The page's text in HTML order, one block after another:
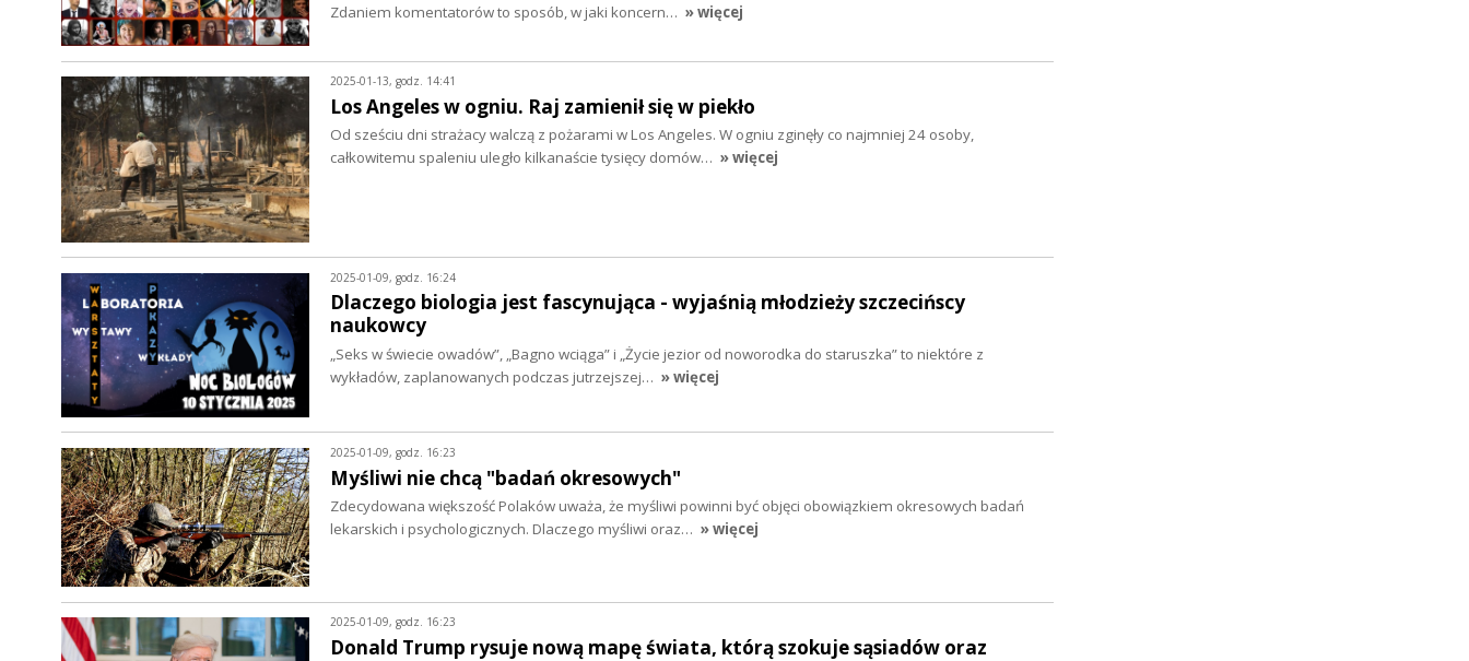
Zdaniem komentatorów to sposób, w jaki koncern… » więcej
2025-01-13, godz. 14:41
Los Angeles w ogniu. Raj zamienił się w piekło
Od sześciu dni strażacy walczą z pożarami w Los Angeles. W ogniu zginęły co najmniej 24 osoby,
całkowitemu spaleniu uległo kilkanaście tysięcy domów… » więcej
2025-01-09, godz. 16:24
Dlaczego biologia jest fascynująca - wyjaśnią młodzieży szczecińscy
naukowcy
„Seks w świecie owadów”, „Bagno wciąga” i „Życie jezior od noworodka do staruszka” to niektóre z
wykładów, zaplanowanych podczas jutrzejszej… » więcej
2025-01-09, godz. 16:23
Myśliwi nie chcą "badań okresowych"
Zdecydowana większość Polaków uważa, że myśliwi powinni być objęci obowiązkiem okresowych badań
lekarskich i psychologicznych. Dlaczego myśliwi oraz… » więcej
2025-01-09, godz. 16:23
Donald Trump rysuje nową mapę świata, którą szokuje sąsiadów oraz